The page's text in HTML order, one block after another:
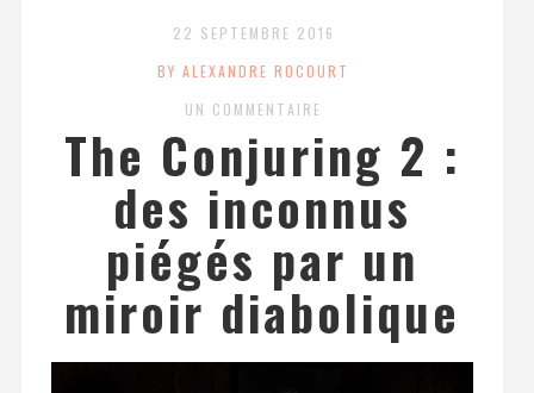
22 SEPTEMBRE 2016
BY ALEXANDRE ROCOURT
UN COMMENTAIRE
The Conjuring 2 :
des inconnus
piégés par un
miroir diabolique